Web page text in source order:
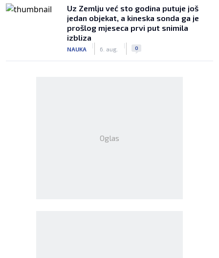
Uz Zemlju već sto godina putuje još
jedan objekat, a kineska sonda ga je
prošlog mjeseca prvi put snimila
izbliza
NAUKA
|
6. aug.
| 0
Oglas